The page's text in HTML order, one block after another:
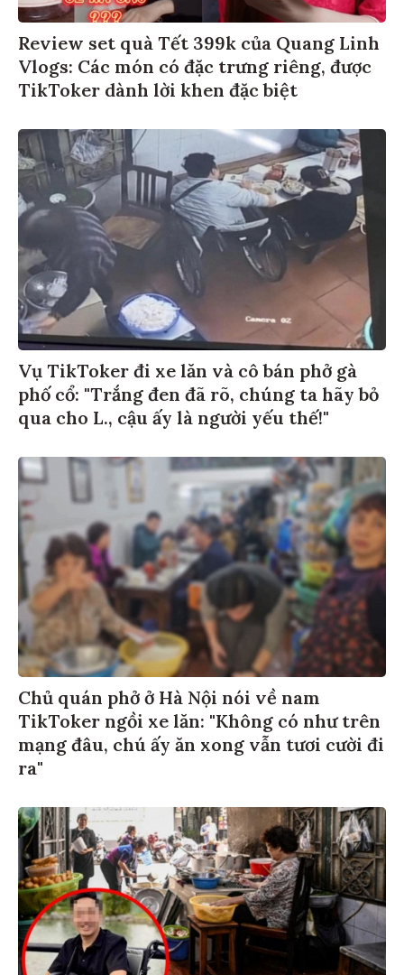
Review set quà Tết 399k của Quang Linh
Vlogs: Các món có đặc trưng riêng, được
TikToker dành lời khen đặc biệt
Vụ TikToker đi xe lăn và cô bán phở gà
phố cổ: "Trắng đen đã rõ, chúng ta hãy bỏ
qua cho L., cậu ấy là người yếu thế!"
Chủ quán phở ở Hà Nội nói về nam
TikToker ngồi xe lăn: "Không có như trên
mạng đâu, chú ấy ăn xong vẫn tươi cười đi
ra"